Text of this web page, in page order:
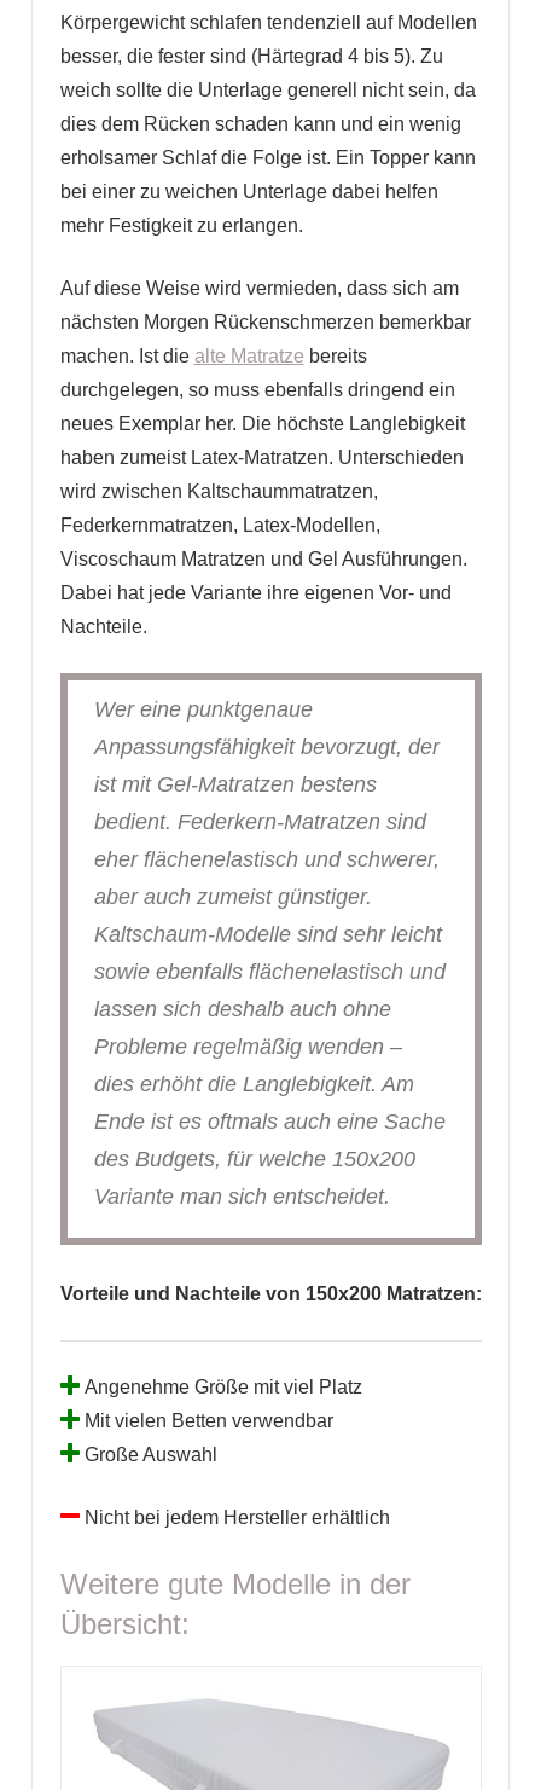
Körpergewicht schlafen tendenziell auf Modellen
besser, die fester sind (Härtegrad 4 bis 5). Zu
weich sollte die Unterlage generell nicht sein, da
dies dem Rücken schaden kann und ein wenig
erholsamer Schlaf die Folge ist. Ein Topper kann
bei einer zu weichen Unterlage dabei helfen
mehr Festigkeit zu erlangen.
Auf diese Weise wird vermieden, dass sich am
nächsten Morgen Rückenschmerzen bemerkbar
machen. Ist die alte Matratze bereits
durchgelegen, so muss ebenfalls dringend ein
neues Exemplar her. Die höchste Langlebigkeit
haben zumeist Latex-Matratzen. Unterschieden
wird zwischen Kaltschaummatratzen,
Federkernmatratzen, Latex-Modellen,
Viscoschaum Matratzen und Gel Ausführungen.
Dabei hat jede Variante ihre eigenen Vor- und
Nachteile.
Wer eine punktgenaue
Anpassungsfähigkeit bevorzugt, der
ist mit Gel-Matratzen bestens
bedient. Federkern-Matratzen sind
eher flächenelastisch und schwerer,
aber auch zumeist günstiger.
Kaltschaum-Modelle sind sehr leicht
sowie ebenfalls flächenelastisch und
lassen sich deshalb auch ohne
Probleme regelmäßig wenden –
dies erhöht die Langlebigkeit. Am
Ende ist es oftmals auch eine Sache
des Budgets, für welche 150x200
Variante man sich entscheidet.
Vorteile und Nachteile von 150x200 Matratzen:
Angenehme Größe mit viel Platz
Mit vielen Betten verwendbar
Große Auswahl
Nicht bei jedem Hersteller erhältlich
Weitere gute Modelle in der
Übersicht: